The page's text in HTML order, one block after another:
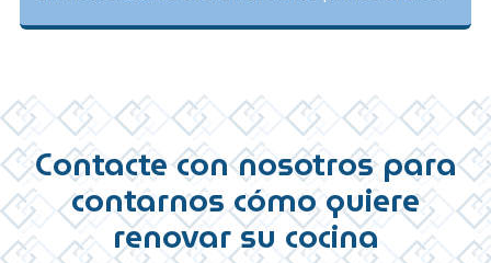
Contacte con nosotros para
contarnos cómo quiere
renovar su cocina